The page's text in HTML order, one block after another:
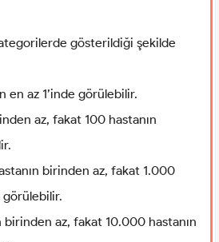
gösterildiği şekilde
en az 1’inde görülebilir.
az, fakat 100 hastanın
birinden az, fakat 1.000
görülebilir.
birinden az, fakat 10.000 hastanın